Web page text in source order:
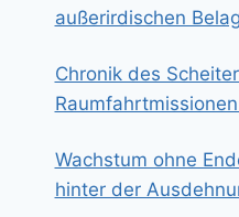
außerirdischen
Chronik des
Wachstum ohne
hinter der